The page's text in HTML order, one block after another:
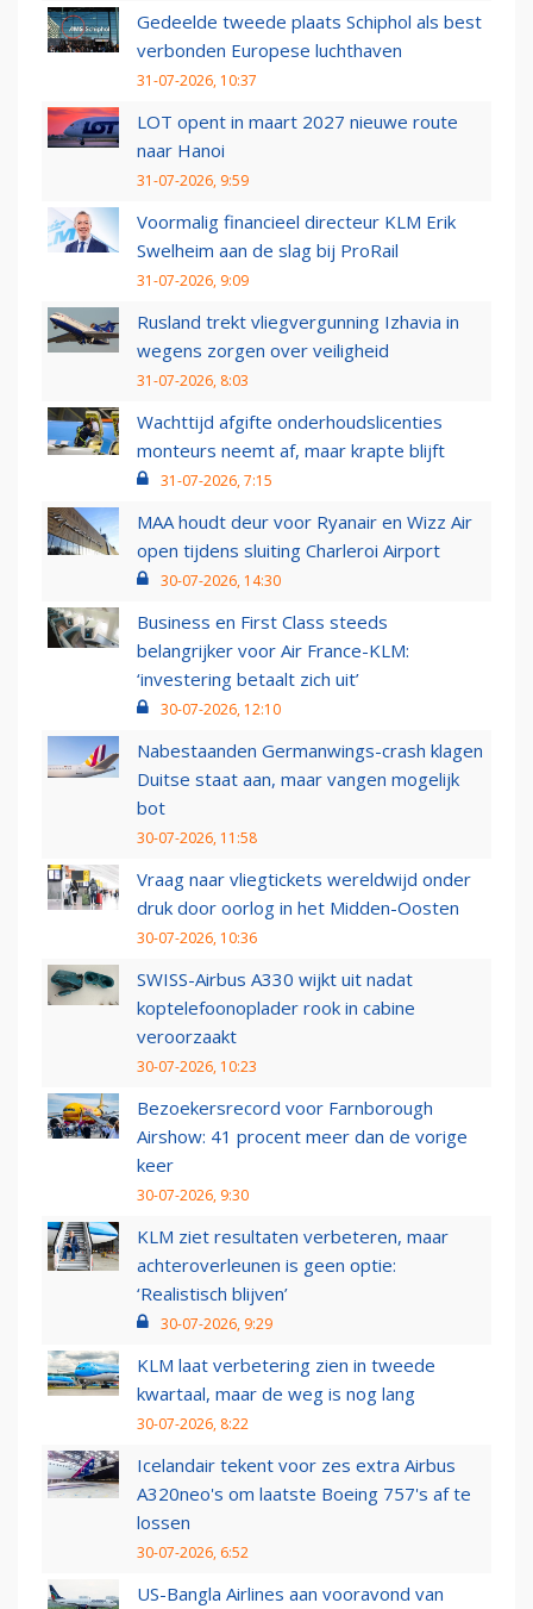
Gedeelde tweede plaats Schiphol als best
verbonden Europese luchthaven
31-07-2026, 10:37
LOT opent in maart 2027 nieuwe route
naar Hanoi
31-07-2026, 9:59
Voormalig financieel directeur KLM Erik
Swelheim aan de slag bij ProRail
31-07-2026, 9:09
Rusland trekt vliegvergunning Izhavia in
wegens zorgen over veiligheid
31-07-2026, 8:03
Wachttijd afgifte onderhoudslicenties
monteurs neemt af, maar krapte blijft
31-07-2026, 7:15
MAA houdt deur voor Ryanair en Wizz Air
open tijdens sluiting Charleroi Airport
30-07-2026, 14:30
Business en First Class steeds
belangrijker voor Air France-KLM:
‘investering betaalt zich uit’
30-07-2026, 12:10
Nabestaanden Germanwings-crash klagen
Duitse staat aan, maar vangen mogelijk
bot
30-07-2026, 11:58
Vraag naar vliegtickets wereldwijd onder
druk door oorlog in het Midden-Oosten
30-07-2026, 10:36
SWISS-Airbus A330 wijkt uit nadat
koptelefoonoplader rook in cabine
veroorzaakt
30-07-2026, 10:23
Bezoekersrecord voor Farnborough
Airshow: 41 procent meer dan de vorige
keer
30-07-2026, 9:30
KLM ziet resultaten verbeteren, maar
achteroverleunen is geen optie:
‘Realistisch blijven’
30-07-2026, 9:29
KLM laat verbetering zien in tweede
kwartaal, maar de weg is nog lang
30-07-2026, 8:22
Icelandair tekent voor zes extra Airbus
A320neo's om laatste Boeing 757's af te
lossen
30-07-2026, 6:52
US-Bangla Airlines aan vooravond van